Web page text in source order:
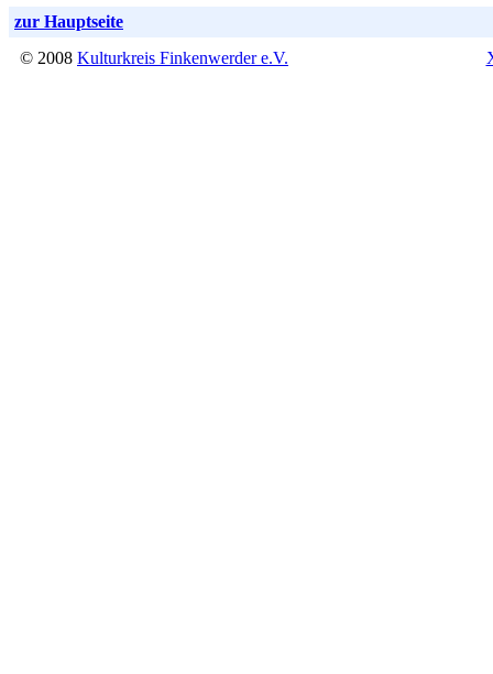
zur Hauptseite
© 2008 Kulturkreis Finkenwerder e.V.